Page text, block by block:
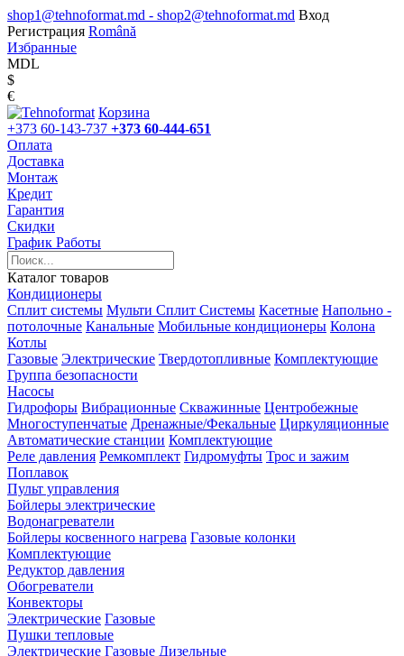
shop1@tehnoformat.md - shop2@tehnoformat.md Вход
Регистрация Română
Избранные
MDL
$
€
Корзина
+373 60-143-737 +373 60-444-651
Оплата
Доставка
Монтаж
Кредит
Гарантия
Скидки
График Работы
Каталог товаров
Кондиционеры
Сплит системы Мульти Сплит Системы Касетные Напольно -
потолочные Канальные Мобильные кондиционеры Колона
Котлы
Газовые Электрические Твердотопливные Комплектующие
Группа безопасности
Насосы
Гидрофоры Вибрационные Скважинные Центробежные
Многоступенчатые Дренажные/Фекальные Циркуляционные
Автоматические станции Комплектующие
Реле давления Ремкомплект Гидромуфты Трос и зажим
Поплавок
Пульт управления
Бойлеры электрические
Водонагреватели
Бойлеры косвенного нагрева Газовые колонки
Комплектующие
Редуктор давления
Обогреватели
Конвекторы
Электрические Газовые
Пушки тепловые
Электрические Газовые Дизельные